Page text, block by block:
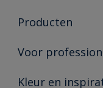
Over Sikkens
Duurzaamheid
Producten
Producten voor binnen
Vind je verkooppunt
Voor
Advies & service
Kleur en